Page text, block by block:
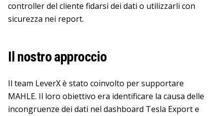
controller del cliente fidarsi dei dati o utilizzarli con
sicurezza nei report.
Il nostro approccio
Il team LeverX è stato coinvolto per supportare
MAHLE. Il loro obiettivo era identificare la causa delle
incongruenze dei dati nel dashboard Tesla Export e